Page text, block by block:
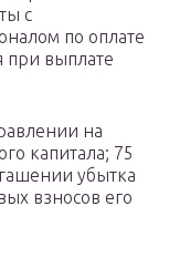
с
по оплате
при выплате
на
капитала; 75
убытка
взносов его